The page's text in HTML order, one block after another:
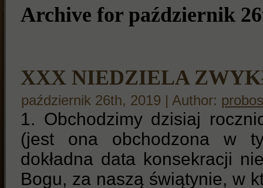
Archive for październik
XXX NIEDZIELA
październik 26th, 2019 | Author:
1. Obchodzimy dzisiaj
(jest ona obchodzona w
dokładna data konsekracji
Bogu, za naszą świątynie, w